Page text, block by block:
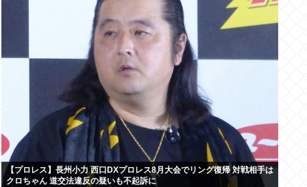
【プロレス】長州小力 西口DXプロレス8月大会でリング復帰 対戦相手は
クロちゃん 道交法違反の疑いも不起訴に